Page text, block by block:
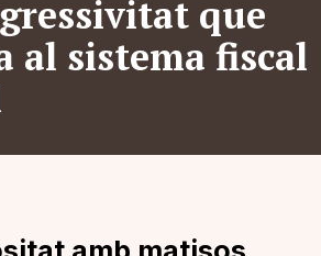
que
al sistema fiscal